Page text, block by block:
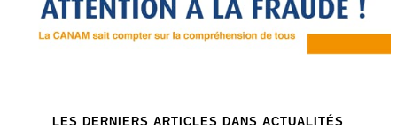
LES DERNIERS ARTICLES DANS ACTUALITÉS